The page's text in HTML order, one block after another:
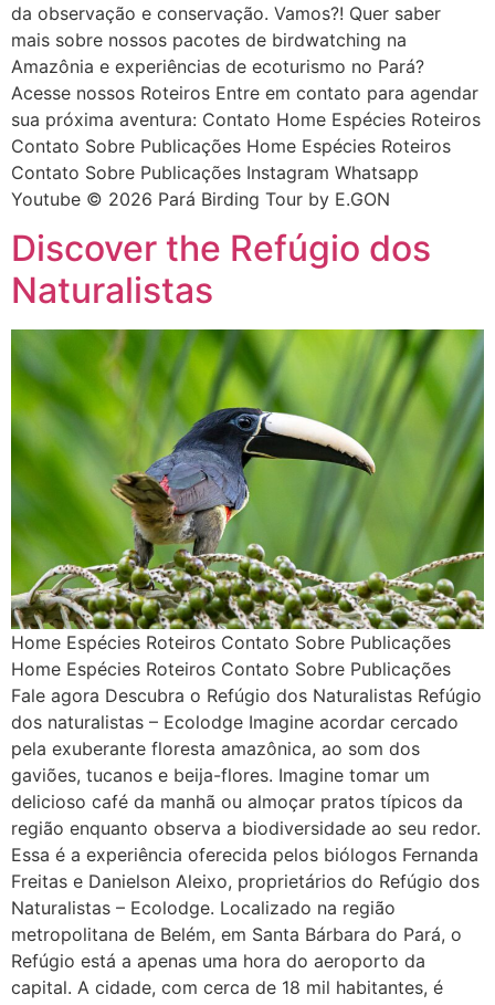
da observação e conservação. Vamos?! Quer saber
mais sobre nossos pacotes de birdwatching na
Amazônia e experiências de ecoturismo no Pará?
Acesse nossos Roteiros Entre em contato para agendar
sua próxima aventura: Contato Home Espécies Roteiros
Contato Sobre Publicações Home Espécies Roteiros
Contato Sobre Publicações Instagram Whatsapp
Youtube © 2026 Pará Birding Tour by E.GON
Discover the Refúgio dos
Naturalistas
Home Espécies Roteiros Contato Sobre Publicações
Home Espécies Roteiros Contato Sobre Publicações
Fale agora Descubra o Refúgio dos Naturalistas Refúgio
dos naturalistas – Ecolodge Imagine acordar cercado
pela exuberante floresta amazônica, ao som dos
gaviões, tucanos e beija-flores. Imagine tomar um
delicioso café da manhã ou almoçar pratos típicos da
região enquanto observa a biodiversidade ao seu redor.
Essa é a experiência oferecida pelos biólogos Fernanda
Freitas e Danielson Aleixo, proprietários do Refúgio dos
Naturalistas – Ecolodge. Localizado na região
metropolitana de Belém, em Santa Bárbara do Pará, o
Refúgio está a apenas uma hora do aeroporto da
capital. A cidade, com cerca de 18 mil habitantes, é